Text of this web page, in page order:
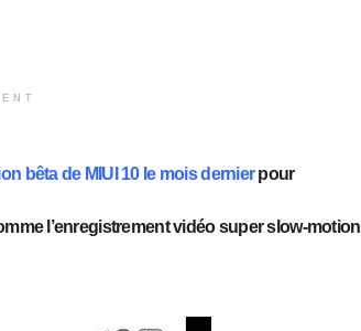
bêta de MIUI 10 le mois dernierpour
l’enregistrement vidéo super slow-motion